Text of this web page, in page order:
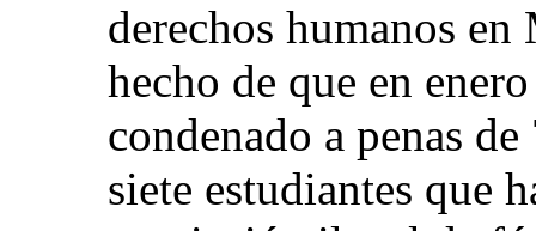
derechos humanos
hecho de que en
condenado a penas
siete estudiantes que